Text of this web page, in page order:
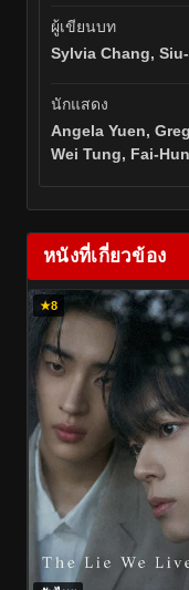
ผู้เขียนบท
Sylvia Chang,
นักแสดง
Angela Yuen,
Wei Tung, Fai-
หนังที่เกี่ยวข้อง
★8